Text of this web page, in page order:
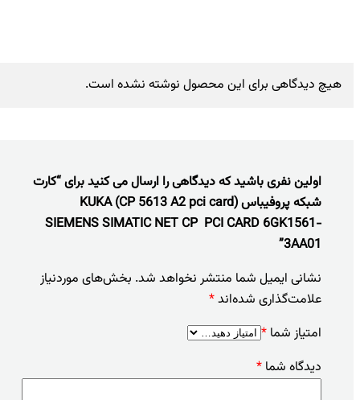
هیچ دیدگاهی برای این محصول نوشته نشده است.
اولین نفری باشید که دیدگاهی را ارسال می کنید برای “کارت
شبکه پروفیباس (CP 5613 A2 pci card) KUKA
SIEMENS SIMATIC NET CP PCI CARD 6GK1561-
3AA01”
نشانی ایمیل شما منتشر نخواهد شد. بخش‌های موردنیاز
علامت‌گذاری شده‌اند*
امتیاز شما*
دیدگاه شما*